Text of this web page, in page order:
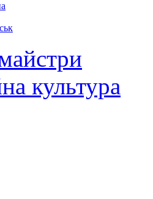
культура